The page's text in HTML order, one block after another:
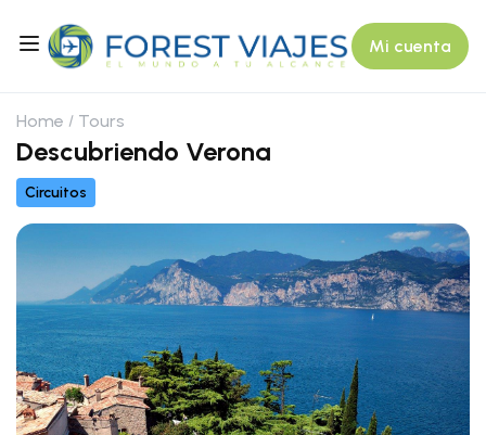
Mi cuenta
Home Tours
Descubriendo Verona
Circuitos